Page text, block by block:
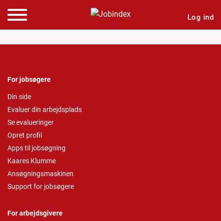
Log ind
For jobsøgere
Din side
Evaluer din arbejdsplads
Se evalueringer
Opret profil
Apps til jobsøgning
Kaares Klumme
Ansøgningsmaskinen
Support for jobsøgere
For arbejdsgivere